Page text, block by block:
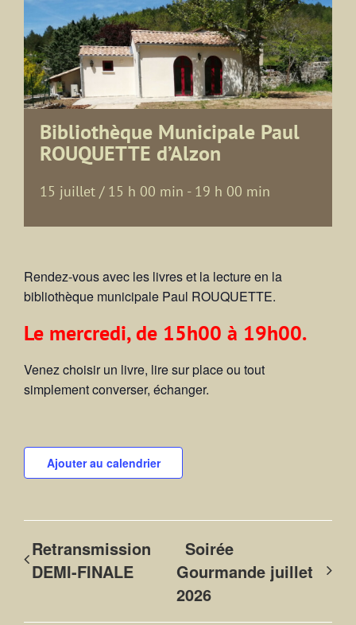
Bibliothèque Municipale Paul
ROUQUETTE d’Alzon
15 juillet / 15 h 00 min - 19 h 00 min
Rendez-vous avec les livres et la lecture en la
bibliothèque municipale Paul ROUQUETTE.
Le mercredi, de 15h00 à 19h00.
Venez choisir un livre, lire sur place ou tout
simplement converser, échanger.
Ajouter au calendrier
Retransmission
DEMI-FINALE
Soirée
Gourmande juillet
2026